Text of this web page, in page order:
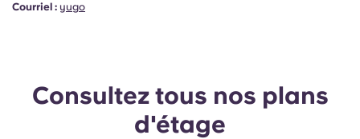
Courriel : yugo
Consultez tous nos plans
d'étage